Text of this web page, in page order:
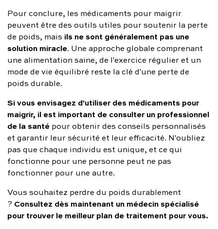
Pour conclure, les médicaments pour maigrir
peuvent être des outils utiles pour soutenir la perte
de poids, mais ils ne sont généralement pas une
solution miracle. Une approche globale comprenant
une alimentation saine, de l'exercice régulier et un
mode de vie équilibré reste la clé d'une perte de
poids durable.
Si vous envisagez d'utiliser des médicaments pour
maigrir, il est important de consulter un professionnel
de la santé pour obtenir des conseils personnalisés
et garantir leur sécurité et leur efficacité. N'oubliez
pas que chaque individu est unique, et ce qui
fonctionne pour une personne peut ne pas
fonctionner pour une autre.
Vous souhaitez perdre du poids durablement
? Consultez dès maintenant un médecin spécialisé
pour trouver le meilleur plan de traitement pour vous.